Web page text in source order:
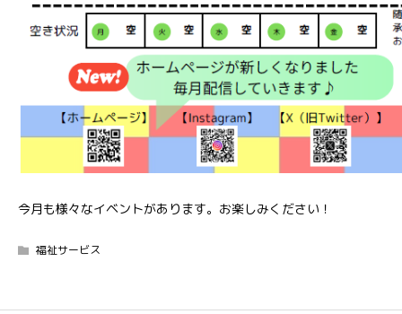
今月も様々なイベントがあります。お楽しみください！
福祉サービス